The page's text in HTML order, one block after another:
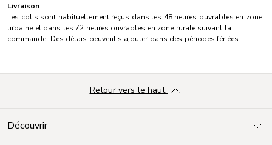
Livraison
Les colis sont habituellement reçus dans les 48 heures ouvrables en zone
urbaine et dans les 72 heures ouvrables en zone rurale suivant la
commande. Des délais peuvent s’ajouter dans des périodes fériées.
Découvrir
Retour vers le haut